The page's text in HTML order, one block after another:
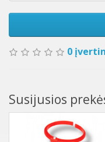
0
Susijusios